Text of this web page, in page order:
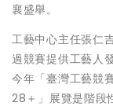
襄盛舉。
工藝中心主任張仁
過競賽提供工藝人
今年「臺灣工藝競
28＋」展覽是階段